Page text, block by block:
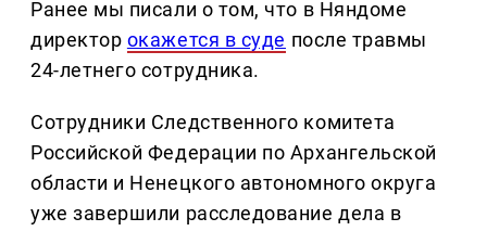
Ранее мы писали о том, что в Няндоме
директор окажется в суде после травмы
24-летнего сотрудника.
Сотрудники Следственного комитета
Российской Федерации по Архангельской
области и Ненецкого автономного округа
уже завершили расследование дела в